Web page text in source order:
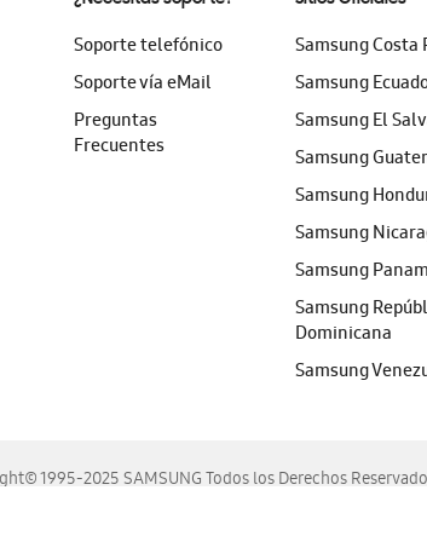
Soporte telefónico
Soporte vía eMail
Preguntas
Frecuentes
Samsung Costa
Samsung
Samsung El
Samsung
Samsung
Samsung
Samsung
Samsung
Dominicana
Samsung
1995-2025 SAMSUNG Todos los Derechos